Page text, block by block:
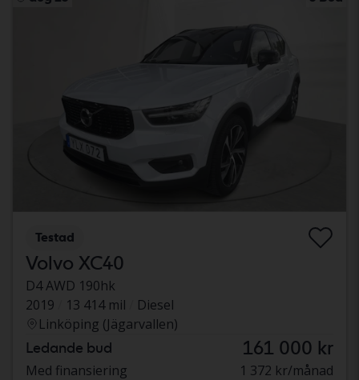
Testad
Volvo XC40
D4 AWD 190hk
2019
13 414 mil
Diesel
Linköping (Jägarvallen)
Ledande bud 161 000 kr
Med finansiering 1 372 kr/månad